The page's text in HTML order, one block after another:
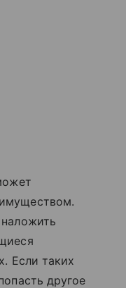
Если таких
другое